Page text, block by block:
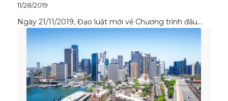
11/28/2019
Ngày 21/11/2019, Đạo luật mới về Chương trình đầu…